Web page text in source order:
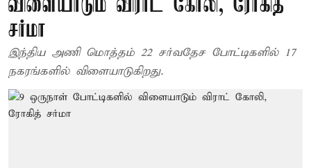
விளையாடும் விராட் கோலி, ரோகித்
சர்மா
இந்திய அணி மொத்தம் 22 சர்வதேச போட்டிகளில் 17
நகரங்களில் விளையாடுகிறது.